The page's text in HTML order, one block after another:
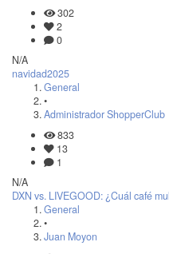
302
2
0
N/A
navidad2025
General
•
Administrador ShopperClub
833
13
1
N/A
DXN vs. LIVEGOOD: ¿Cuál café
General
•
Juan Moyon